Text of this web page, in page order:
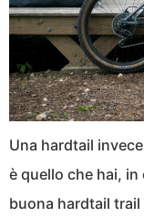
Una hardtail
è quello che hai,
buona hardtail